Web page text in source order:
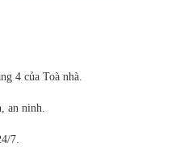
4 của Toà nhà.
an ninh.
7.